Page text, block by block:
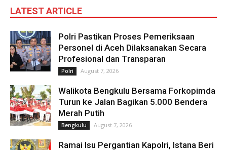
LATEST ARTICLE
Polri Pastikan Proses Pemeriksaan
Personel di Aceh Dilaksanakan Secara
Profesional dan Transparan
Polri August 7, 2026
Walikota Bengkulu Bersama Forkopimda
Turun ke Jalan Bagikan 5.000 Bendera
Merah Putih
Bengkulu August 7, 2026
Ramai Isu Pergantian Kapolri, Istana Beri